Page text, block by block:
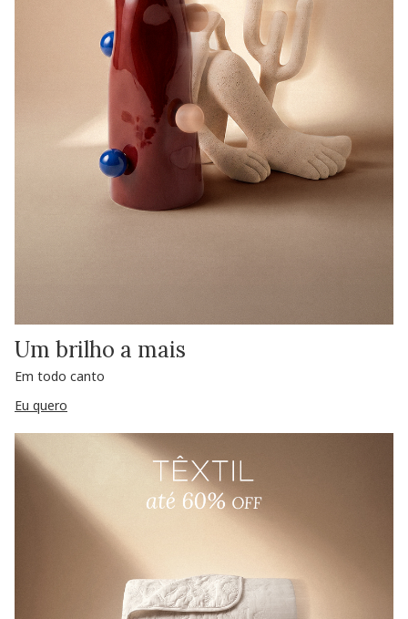
Um brilho a mais
Em todo canto
Eu quero